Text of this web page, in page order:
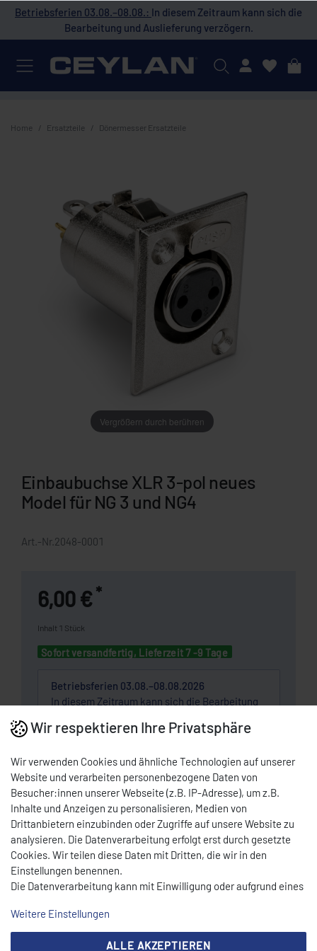
Betriebsferien 03.08.–08.08.: In diesem Zeitraum kann sich die
Bearbeitung und Auslieferung verzögern.
Mein Konto
Home Ersatzteile Dönermesser Ersatzteile
Vergrößern durch berühren
Einbaubuchse XLR 3-pol neues
Model für NG 3 und NG4
Art.-Nr. 2048-0001
6,00 €*
Inhalt 1 Stück
Sofort versandfertig, Lieferzeit 7 -9 Tage
Betriebsferien 03.08.–08.08.2026
In diesem Zeitraum kann sich die Bearbeitung
* Nettopreis | Bruttopreis inkl. 19% MwSt.: 7,14 EUR, zzgl.
DOWNLOAD PDF
BESCHREIBUNG
Wir respektieren Ihre Privatsphäre
Wir verwenden Cookies und ähnliche Technologien auf unserer
Website und verarbeiten personenbezogene Daten von
Besucher:innen unserer Webseite (z.B. IP-Adresse), um z.B.
Inhalte und Anzeigen zu personalisieren, Medien von
Drittanbietern einzubinden oder Zugriffe auf unsere Website zu
analysieren. Die Datenverarbeitung erfolgt erst durch gesetzte
Cookies. Wir teilen diese Daten mit Dritten, die wir in den
Einstellungen benennen.
Die Datenverarbeitung kann mit Einwilligung oder aufgrund eines
oder abgelehnt werden. Es besteht das Recht, nicht einzuwilligen
und die Einwilligung zu einem späteren Zeitpunkt zu ändern oder
zu widerrufen. Beachten Sie unserImpressum
Weitere Einstellungen
ALLE AKZEPTIEREN